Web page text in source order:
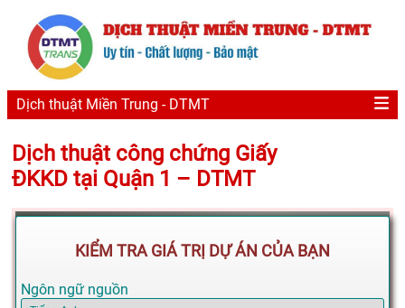
Dịch thuật Miền Trung - DTMT
Dịch thuật công chứng Giấy
ĐKKD tại Quận 1 – DTMT
KIỂM TRA GIÁ TRỊ DỰ ÁN CỦA BẠN
Ngôn ngữ nguồn